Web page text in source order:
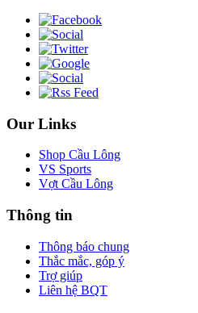
Our Links
Shop Cầu Lông
VS Sports
Vợt Cầu Lông
Thông tin
Thông báo chung
Thắc mắc, góp ý
Trợ giúp
Liên hệ BQT